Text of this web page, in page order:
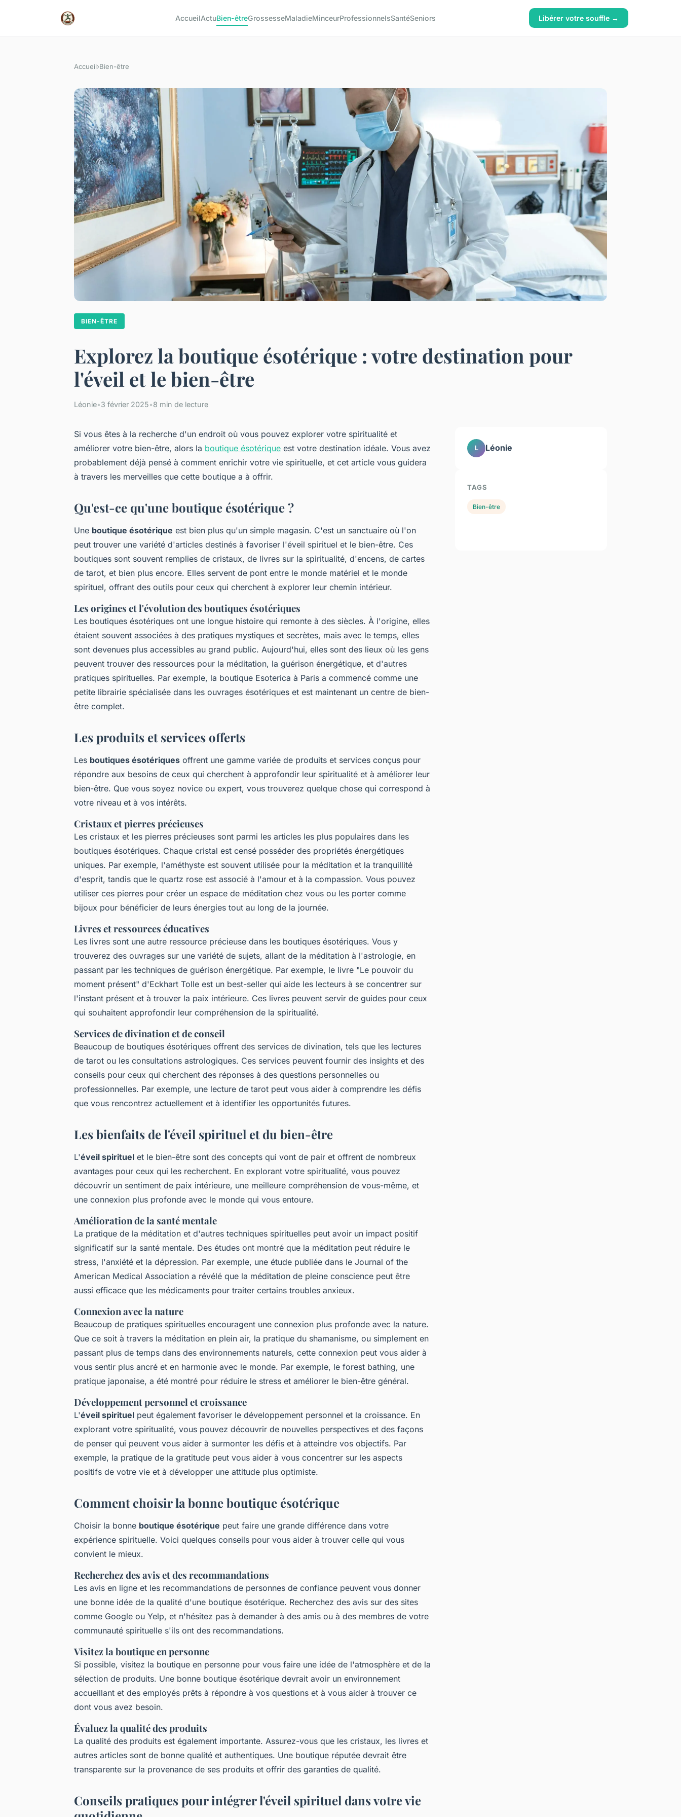
AccueilActuBien-êtreGrossesseMaladieMinceurProfessionnelsSantéSeniors Libérer votre souffle →
Accueil›Bien-être
BIEN-ÊTRE
Explorez la boutique ésotérique : votre destination pour
l'éveil et le bien-être
Léonie•3 février 2025•8 min de lecture
Si vous êtes à la recherche d'un endroit où vous pouvez explorer votre spiritualité et
améliorer votre bien-être, alors la boutique ésotérique est votre destination idéale. Vous avez
probablement déjà pensé à comment enrichir votre vie spirituelle, et cet article vous guidera
à travers les merveilles que cette boutique a à offrir.
Qu'est-ce qu'une boutique ésotérique ?
Une boutique ésotérique est bien plus qu'un simple magasin. C'est un sanctuaire où l'on
peut trouver une variété d'articles destinés à favoriser l'éveil spirituel et le bien-être. Ces
boutiques sont souvent remplies de cristaux, de livres sur la spiritualité, d'encens, de cartes
de tarot, et bien plus encore. Elles servent de pont entre le monde matériel et le monde
spirituel, offrant des outils pour ceux qui cherchent à explorer leur chemin intérieur.
Les origines et l'évolution des boutiques ésotériques
Les boutiques ésotériques ont une longue histoire qui remonte à des siècles. À l'origine, elles
étaient souvent associées à des pratiques mystiques et secrètes, mais avec le temps, elles
sont devenues plus accessibles au grand public. Aujourd'hui, elles sont des lieux où les gens
peuvent trouver des ressources pour la méditation, la guérison énergétique, et d'autres
pratiques spirituelles. Par exemple, la boutique Esoterica à Paris a commencé comme une
petite librairie spécialisée dans les ouvrages ésotériques et est maintenant un centre de bien-
être complet.
Les produits et services offerts
Les boutiques ésotériques offrent une gamme variée de produits et services conçus pour
répondre aux besoins de ceux qui cherchent à approfondir leur spiritualité et à améliorer leur
bien-être. Que vous soyez novice ou expert, vous trouverez quelque chose qui correspond à
votre niveau et à vos intérêts.
Cristaux et pierres précieuses
Les cristaux et les pierres précieuses sont parmi les articles les plus populaires dans les
boutiques ésotériques. Chaque cristal est censé posséder des propriétés énergétiques
uniques. Par exemple, l'améthyste est souvent utilisée pour la méditation et la tranquillité
d'esprit, tandis que le quartz rose est associé à l'amour et à la compassion. Vous pouvez
utiliser ces pierres pour créer un espace de méditation chez vous ou les porter comme
bijoux pour bénéficier de leurs énergies tout au long de la journée.
Livres et ressources éducatives
Les livres sont une autre ressource précieuse dans les boutiques ésotériques. Vous y
trouverez des ouvrages sur une variété de sujets, allant de la méditation à l'astrologie, en
passant par les techniques de guérison énergétique. Par exemple, le livre "Le pouvoir du
moment présent" d'Eckhart Tolle est un best-seller qui aide les lecteurs à se concentrer sur
l'instant présent et à trouver la paix intérieure. Ces livres peuvent servir de guides pour ceux
qui souhaitent approfondir leur compréhension de la spiritualité.
Services de divination et de conseil
Beaucoup de boutiques ésotériques offrent des services de divination, tels que les lectures
de tarot ou les consultations astrologiques. Ces services peuvent fournir des insights et des
conseils pour ceux qui cherchent des réponses à des questions personnelles ou
professionnelles. Par exemple, une lecture de tarot peut vous aider à comprendre les défis
que vous rencontrez actuellement et à identifier les opportunités futures.
Les bienfaits de l'éveil spirituel et du bien-être
L'éveil spirituel et le bien-être sont des concepts qui vont de pair et offrent de nombreux
avantages pour ceux qui les recherchent. En explorant votre spiritualité, vous pouvez
découvrir un sentiment de paix intérieure, une meilleure compréhension de vous-même, et
une connexion plus profonde avec le monde qui vous entoure.
Amélioration de la santé mentale
La pratique de la méditation et d'autres techniques spirituelles peut avoir un impact positif
significatif sur la santé mentale. Des études ont montré que la méditation peut réduire le
stress, l'anxiété et la dépression. Par exemple, une étude publiée dans le Journal of the
American Medical Association a révélé que la méditation de pleine conscience peut être
aussi efficace que les médicaments pour traiter certains troubles anxieux.
Connexion avec la nature
Beaucoup de pratiques spirituelles encouragent une connexion plus profonde avec la nature.
Que ce soit à travers la méditation en plein air, la pratique du shamanisme, ou simplement en
passant plus de temps dans des environnements naturels, cette connexion peut vous aider à
vous sentir plus ancré et en harmonie avec le monde. Par exemple, le forest bathing, une
pratique japonaise, a été montré pour réduire le stress et améliorer le bien-être général.
Développement personnel et croissance
L'éveil spirituel peut également favoriser le développement personnel et la croissance. En
explorant votre spiritualité, vous pouvez découvrir de nouvelles perspectives et des façons
de penser qui peuvent vous aider à surmonter les défis et à atteindre vos objectifs. Par
exemple, la pratique de la gratitude peut vous aider à vous concentrer sur les aspects
positifs de votre vie et à développer une attitude plus optimiste.
Comment choisir la bonne boutique ésotérique
Choisir la bonne boutique ésotérique peut faire une grande différence dans votre
expérience spirituelle. Voici quelques conseils pour vous aider à trouver celle qui vous
convient le mieux.
Recherchez des avis et des recommandations
Les avis en ligne et les recommandations de personnes de confiance peuvent vous donner
une bonne idée de la qualité d'une boutique ésotérique. Recherchez des avis sur des sites
comme Google ou Yelp, et n'hésitez pas à demander à des amis ou à des membres de votre
communauté spirituelle s'ils ont des recommandations.
Visitez la boutique en personne
Si possible, visitez la boutique en personne pour vous faire une idée de l'atmosphère et de la
sélection de produits. Une bonne boutique ésotérique devrait avoir un environnement
accueillant et des employés prêts à répondre à vos questions et à vous aider à trouver ce
dont vous avez besoin.
Évaluez la qualité des produits
La qualité des produits est également importante. Assurez-vous que les cristaux, les livres et
autres articles sont de bonne qualité et authentiques. Une boutique réputée devrait être
transparente sur la provenance de ses produits et offrir des garanties de qualité.
Conseils pratiques pour intégrer l'éveil spirituel dans votre vie
L Léonie
TAGS
Bien-être